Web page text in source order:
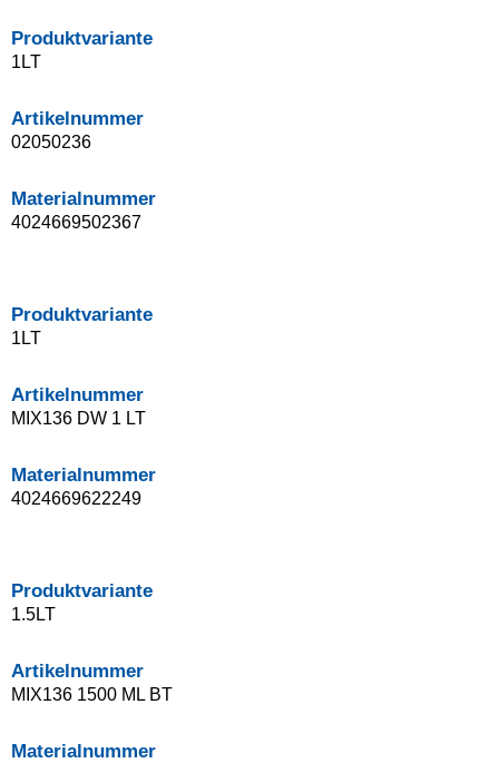
Produktvariante
1LT
Artikelnummer
02050236
Materialnummer
4024669502367
Produktvariante
1LT
Artikelnummer
MIX136 DW 1 LT
Materialnummer
4024669622249
Produktvariante
1.5LT
Artikelnummer
MIX136 1500 ML BT
Materialnummer